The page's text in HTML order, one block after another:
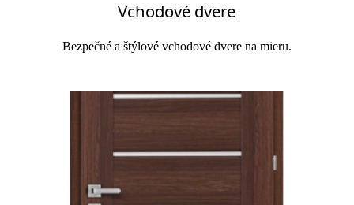
Vchodové dvere
Bezpečné a štýlové vchodové dvere na mieru.